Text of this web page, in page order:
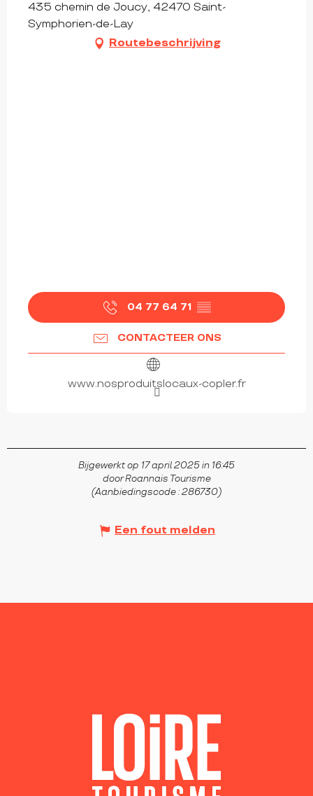
435 chemin de Joucy, 42470 Saint-
Symphorien-de-Lay
Routebeschrijving
04 77 64 71 ▒▒
CONTACTEER ONS
www.nosproduitslocaux-copler.fr
Bijgewerkt op 17 april 2025 in 16:45
door Roannais Tourisme
(Aanbiedingscode :286730)
Een fout melden